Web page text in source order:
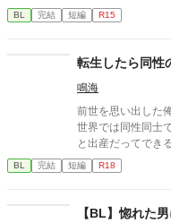
学の同級生で妻と
咲、絡まりまくっ
界のお話しです。
っと読んで頂けると有り難いで
までは1日1話、10
BL 完結 短編 R15
転生したら同性
鳴海
前世を思い出した
世界では同性同士
と出産だってでき
ど、それは前世を
儘で傲慢な俺は、学園でも嫌わ
約者とも仲直りし
BL 完結 短編 R18
【BL】惚れた